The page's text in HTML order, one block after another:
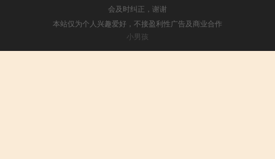
会及时纠正，谢谢
本站仅为个人兴趣爱好，不接盈利性广告及商业合作
小男孩